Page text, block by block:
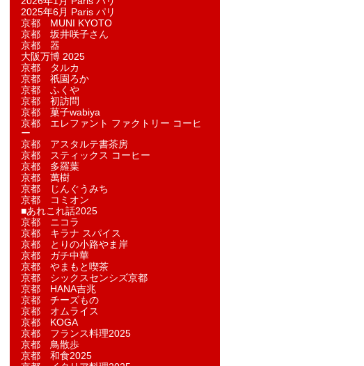
2025年6月 Paris パリ
京都 MUNI KYOTO
京都 坂井咲子さん
京都 器
大阪万博 2025
京都 タルカ
京都 祇園ろか
京都 ふくや
京都 初訪問
京都 菓子wabiya
京都 エレファント ファクトリー コーヒ
ー
京都 アスタルテ書茶房
京都 スティックス コーヒー
京都 多羅葉
京都 萬樹
京都 じんぐうみち
京都 コミオン
■あれこれ話2025
京都 ニコラ
京都 キラナ スパイス
京都 とりの小路やま岸
京都 ガチ中華
京都 やまもと喫茶
京都 シックスセンシズ京都
京都 HANA吉兆
京都 チーズもの
京都 オムライス
京都 KOGA
京都 フランス料理2025
京都 鳥散歩
京都 和食2025